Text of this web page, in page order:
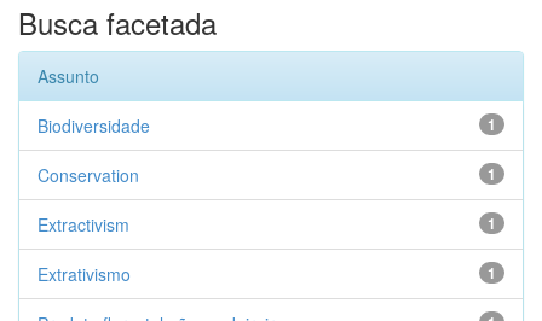
Busca facetada
Assunto
1
Biodiversidade
1
Conservation
1
Extractivism
1
Extrativismo